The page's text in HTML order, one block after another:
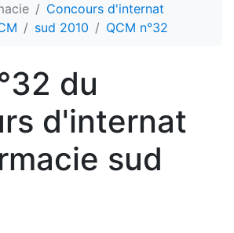
Concours d'internat
sud 2010 QCM n°32
du
d'internat
sud